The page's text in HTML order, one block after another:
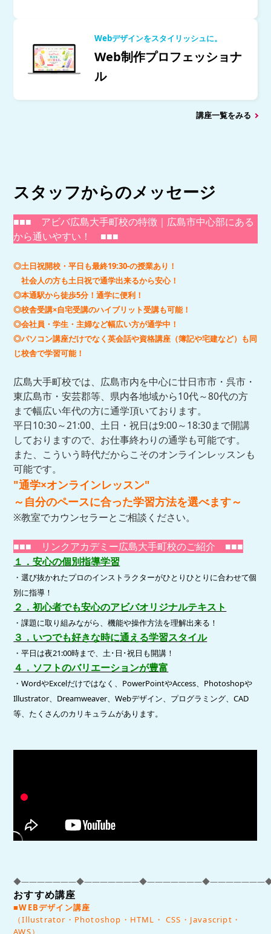
Webデザインをスタイリッシュに。
Web制作プロフェッショナ
ル
講座一覧をみる
スタッフからのメッセージ
■■■
アビバ広島大手町校の特徴｜広島市中心部にある
から通いやすい！ ■■■
◎土日祝開校・平日も最終19:30-の授業あり！
社会人の方も土日祝で通学出来るから安心！
◎本通駅から徒歩5分！通学に便利！
◎校舎受講×自宅受講のハイブリット受講も可能！
◎会社員・学生・主婦など幅広い方が通学中！
◎パソコン講座だけでなく英会話や資格講座 （簿記や宅建など）も同
じ校舎で学習可能！
広島大手町校では、広島市内を中心に廿日市市・呉市・
東広島市・安芸郡等、県内各地域から10代～80代の方
まで幅広い年代の方に通学頂いております。
平日10:30～21:00、土日・祝日は9:00～18:30まで開講
しておりますので、お仕事終わりの通学も可能です。
また、こういう時代だからこそのオンラインレッスンも
可能です。
"通学×オンラインレッスン"
～自分のペースに合った学習方法を選べます～
※教室でカウンセラーとご相談ください。
■■■ リンクアカデミー広島大手町校のご紹介 ■■■
１．安心の個別指導学習
・選び抜かれたプロのインストラクターがひとりひとりに合わせて個
別に指導！
２．初心者でも安心のアビバオリジナルテキスト
・課題に取り組みながら、機能や操作方法を理解出来る！
３．いつでも好きな時に通える学習スタイル
・平日は夜21:00時まで、土･日･祝日も開講！
４．ソフトのバリエーションが豊富
・WordやExcelだけではなく、PowerPointやAccess、Photoshopや
Illustrator、Dreamweaver、Webデザイン、プログラミング、CAD
等、たくさんのカリキュラムがあります。
◆―――――――◆―――――――◆―――――――◆
おすすめ講座
■WEBデザイン講座
（Illustrator・Photoshop・HTML・ CSS・Javascript・
AWS）